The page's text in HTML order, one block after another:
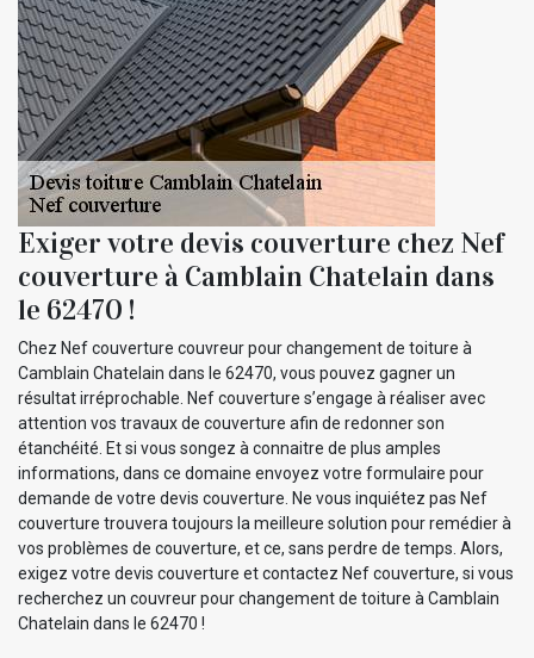
Exiger votre devis couverture chez Nef
couverture à Camblain Chatelain dans
le 62470 !
Chez Nef couverture couvreur pour changement de toiture à
Camblain Chatelain dans le 62470, vous pouvez gagner un
résultat irréprochable. Nef couverture s’engage à réaliser avec
attention vos travaux de couverture afin de redonner son
étanchéité. Et si vous songez à connaitre de plus amples
informations, dans ce domaine envoyez votre formulaire pour
demande de votre devis couverture. Ne vous inquiétez pas Nef
couverture trouvera toujours la meilleure solution pour remédier à
vos problèmes de couverture, et ce, sans perdre de temps. Alors,
exigez votre devis couverture et contactez Nef couverture, si vous
recherchez un couvreur pour changement de toiture à Camblain
Chatelain dans le 62470 !